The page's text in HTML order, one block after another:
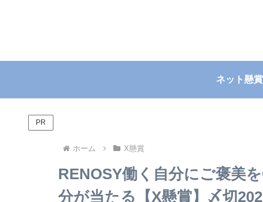
ネット懸賞
PR
ホーム X懸賞
RENOSY働く自分にご褒美
分が当たる【X懸賞】〆切